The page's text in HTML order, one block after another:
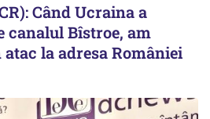
Când Ucraina a
canalul Bîstroe, am
la adresa României